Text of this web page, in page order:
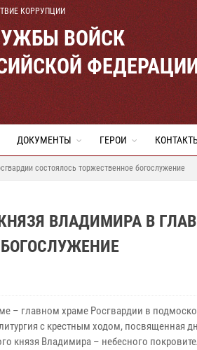
КОРРУПЦИИ
ВОЙСК
ДОКУМЕНТЫ ГЕРОИ
состоялось торжественное богослужение
ВЛАДИМИРА В
– главном храме Росгвардии в
с крестным ходом, посвященная
князя Владимира – небесного